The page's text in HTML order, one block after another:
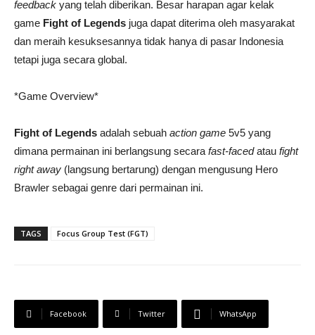
feedback yang telah diberikan. Besar harapan agar kelak
game Fight of Legends juga dapat diterima oleh masyarakat
dan meraih kesuksesannya tidak hanya di pasar Indonesia
tetapi juga secara global.
*Game Overview*
Fight of Legends adalah sebuah action game 5v5 yang
dimana permainan ini berlangsung secara fast-facedatau fight
right away (langsung bertarung) dengan mengusung Hero
Brawler sebagai genre dari permainan ini.
TAGS Focus Group Test (FGT)
Facebook Twitter WhatsApp